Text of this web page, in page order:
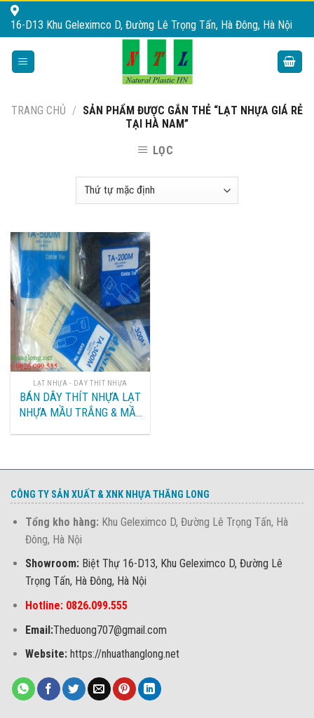
Skip
16-D13 Khu Geleximco D, Đường Lê Trọng Tấn, Hà Đông, Hà Nội
TRANG CHỦ / SẢN PHẨM ĐƯỢC GẮN THẺ “LẠT NHỰA GIÁ RẺ
TẠI HÀ NAM”
LỌC
LẠT NHỰA - DÂY THÍT NHỰA
BÁN DÂY THÍT NHỰA LẠT
NHỰA MẦU TRẮNG & MẦU
CÔNG TY SẢN XUẤT & XNK NHỰA THĂNG LONG
Tổng kho hàng: Khu Geleximco D, Đường Lê Trọng Tấn, Hà
Đông, Hà Nội
Showroom: Biệt Thự 16-D13, Khu Geleximco D, Đường Lê
Trọng Tấn, Hà Đông, Hà Nội
Hotline: 0826.099.555
Email:Theduong707@gmail.com
Website:https://nhuathanglong.net